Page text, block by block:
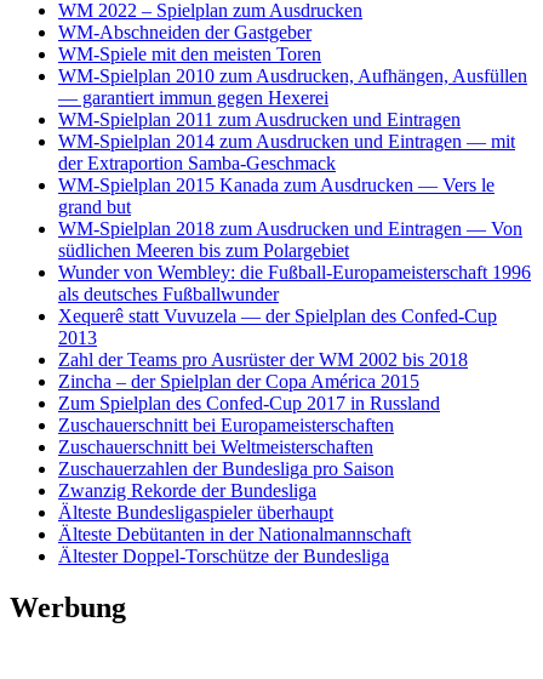
WM 2022 – Spielplan zum Ausdrucken
WM-Abschneiden der Gastgeber
WM-Spiele mit den meisten Toren
WM-Spielplan 2010 zum Ausdrucken, Aufhängen, Ausfüllen
— garantiert immun gegen Hexerei
WM-Spielplan 2011 zum Ausdrucken und Eintragen
WM-Spielplan 2014 zum Ausdrucken und Eintragen — mit
der Extraportion Samba-Geschmack
WM-Spielplan 2015 Kanada zum Ausdrucken — Vers le
grand but
WM-Spielplan 2018 zum Ausdrucken und Eintragen — Von
südlichen Meeren bis zum Polargebiet
Wunder von Wembley: die Fußball-Europameisterschaft 1996
als deutsches Fußballwunder
Xequerê statt Vuvuzela — der Spielplan des Confed-Cup
2013
Zahl der Teams pro Ausrüster der WM 2002 bis 2018
Zincha – der Spielplan der Copa América 2015
Zum Spielplan des Confed-Cup 2017 in Russland
Zuschauerschnitt bei Europameisterschaften
Zuschauerschnitt bei Weltmeisterschaften
Zuschauerzahlen der Bundesliga pro Saison
Zwanzig Rekorde der Bundesliga
Älteste Bundesligaspieler überhaupt
Älteste Debütanten in der Nationalmannschaft
Ältester Doppel-Torschütze der Bundesliga
Werbung